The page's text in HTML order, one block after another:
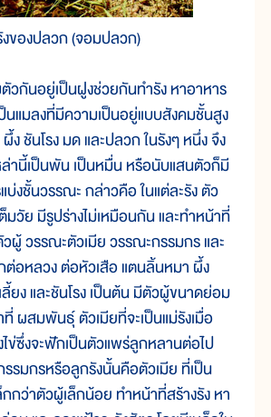
ของปลวก (จอมปลวก)
นอยู่เป็นฝูงช่วยกันทำรัง หาอาหาร
นแมลงที่มีความเป็นอยู่แบบสังคมชั้นสูง
ง ชันโรง มด และปลวก ในรังๆ หนึ่ง จึง
านี้เป็นพัน เป็นหมื่น หรือนับแสนตัวก็มี
บ่งชั้นวรรณะ กล่าวคือ ในแต่ละรัง ตัว
มวัย มีรูปร่างไม่เหมือนกัน และทำหน้าที่
ผู้ วรรณะตัวเมีย วรรณะกรรมกร และ
อหลวง ต่อหัวเสือ แตนลิ้นหมา ผึ้ง
ยง และชันโรง เป็นต้น มีตัวผู้ขนาดย่อม
ผสมพันธุ์ ตัวเมียที่จะเป็นแม่รังเมื่อ
ข่ซึ่งจะฟักเป็นตัวแพร่ลูกหลานต่อไป
รมกรหรือลูกรังนั้นคือตัวเมีย ที่เป็น
กว่าตัวผู้เล็กน้อย ทำหน้าที่สร้างรัง หา